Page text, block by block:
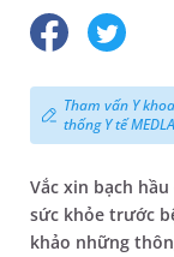
Tham vấn Y
thống Y tế
Vắc xin bạch
sức khỏe trước
khảo những